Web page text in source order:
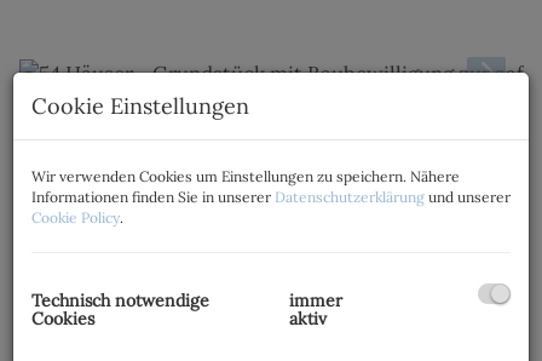
Beschreibung
Baubewilligtes Wohnbauprojekt für 54 Einfamilien-
und Doppelhäuser in Hirm (Burgenland)
Sofort umsetzbares Wohnbauprojekt in attraktiver
Lage zwischen Eisenstadt und Mattersburg – nur
Cookie Einstellungen
Wir verwenden Cookies um Einstellungen zu speichern. Nähere
Informationen finden Sie in unserer Datenschutzerklärung und unserer
Cookie Policy.
Technisch notwendige
Cookies
immer
aktiv